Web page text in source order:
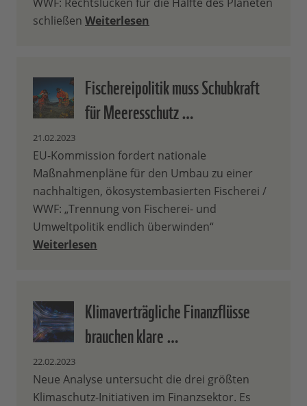
WWF: Rechtslücken für die Hälfte des Planeten
schließen Weiterlesen
Fischereipolitik muss Schubkraft
für Meeresschutz …
21.02.2023
EU-Kommission fordert nationale
Maßnahmenpläne für den Umbau zu einer
nachhaltigen, ökosystembasierten Fischerei /
WWF: „Trennung von Fischerei- und
Umweltpolitik endlich überwinden“
Weiterlesen
Klimaverträgliche Finanzflüsse
brauchen klare …
22.02.2023
Neue Analyse untersucht die drei größten
Klimaschutz-Initiativen im Finanzsektor. Es